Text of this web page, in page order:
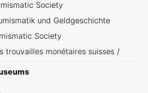
Society
und Geldgeschichte
Society
trouvailles monétaires suisses /